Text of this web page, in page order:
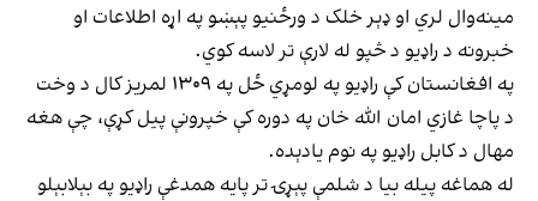
مینه‌وال لري او ډېر خلک د ورځنیو پېښو په اړه اطلاعات او
خبرونه د راډیو د څپو له لارې تر لاسه کوي.
په افغانستان کې راډیو په لومړي ځل په ۱۳۰۹ لمریز کال د وخت
د پاچا غازي امان الله خان په دوره کې خپرونې پیل کړې، چې هغه
مهال د کابل راډیو په نوم یادېده.
له هماغه پیله بیا د شلمې پېړۍ تر پایه همدغې راډیو په بېلابېلو